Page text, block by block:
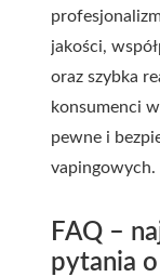
jakości,
oraz szybka
konsumenci
pewne i
vapingowych.
FAQ –
pytania